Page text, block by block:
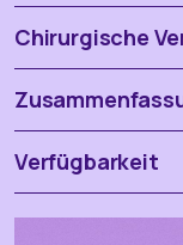
Chirurgische
Verfügbarkeit